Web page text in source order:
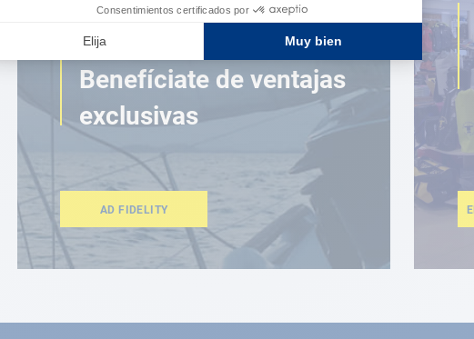
ESPACIO FIDELIDAD
¿Eres apasionado?
Benefíciate de ventajas
exclusivas
AD FIDELITY